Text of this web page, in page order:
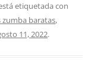
etiquetada con
baratas,
11, 2022.